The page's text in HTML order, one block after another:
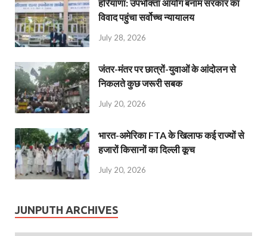
हरियाणा: उपभोक्ता आयोग बनाम सरकार का
विवाद पहुंचा सर्वोच्च न्यायालय
July 28, 2026
जंतर-मंतर पर छात्रों-युवाओं के आंदोलन से
निकलते कुछ जरूरी सबक
July 20, 2026
भारत-अमेरिका FTA के खिलाफ कई राज्यों से
हजारों किसानों का दिल्ली कूच
July 20, 2026
JUNPUTH ARCHIVES